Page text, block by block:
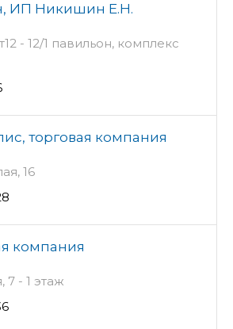
ИП Никишин Е.Н.
- 12/1 павильон, комплекс
торговая компания
16
компания
7 - 1 этаж